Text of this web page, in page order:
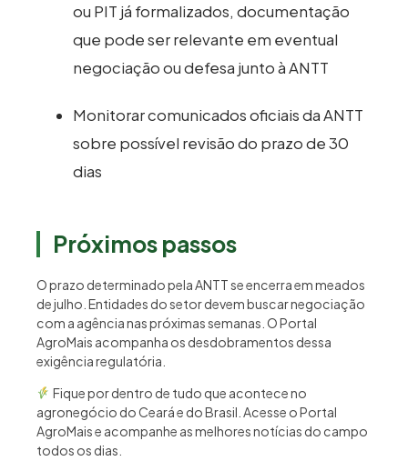
ou PIT já formalizados, documentação
que pode ser relevante em eventual
negociação ou defesa junto à ANTT
Monitorar comunicados oficiais da ANTT
sobre possível revisão do prazo de 30
dias
Próximos passos
O prazo determinado pela ANTT se encerra em meados
de julho. Entidades do setor devem buscar negociação
com a agência nas próximas semanas. O Portal
AgroMais acompanha os desdobramentos dessa
exigência regulatória.
Fique por dentro de tudo que acontece no
agronegócio do Ceará e do Brasil. Acesse o Portal
AgroMais e acompanhe as melhores notícias do campo
todos os dias.